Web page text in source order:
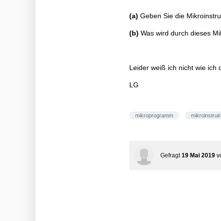
(a) Geben Sie die
(b) Was wird durch dieses
Leider weiß ich nicht wie ich
LG
mikroprogramm
Gefragt 19 Mai 2019